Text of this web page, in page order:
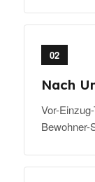
02
Nach
Vor-
Bewohner-